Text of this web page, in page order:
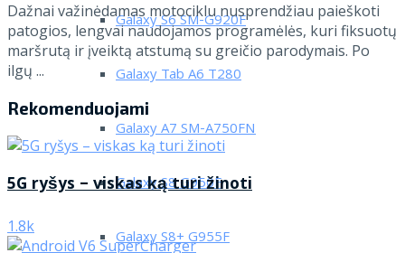
Galaxy S6 SM-G920F
Galaxy Tab A6 T280
Galaxy A7 SM-A750FN
Galaxy S8 G950F
Galaxy S8+ G955F
Dažnai važinėdamas motociklu nusprendžiau paieškoti
patogios, lengvai naudojamos programėlės, kuri fiksuotų
maršrutą ir įveiktą atstumą su greičio parodymais. Po
ilgų ...
Rekomenduojami
5G ryšys – viskas ką turi žinoti
1.8k